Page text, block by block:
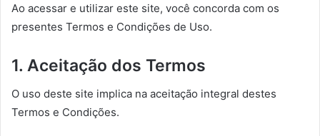
Ao acessar e utilizar este site, você concorda com os
presentes Termos e Condições de Uso.
1. Aceitação dos Termos
O uso deste site implica na aceitação integral destes
Termos e Condições.